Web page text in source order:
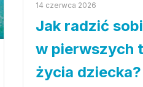
14 czerwca 2026
Jak radzić
w pierwszych
życia dziecka?